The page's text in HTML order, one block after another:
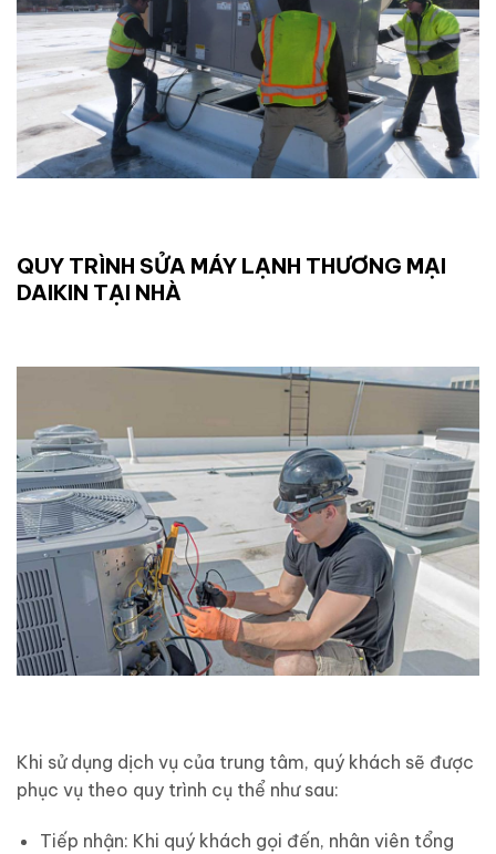
QUY TRÌNH SỬA MÁY LẠNH THƯƠNG MẠI
DAIKIN TẠI NHÀ
Khi sử dụng dịch vụ của trung tâm, quý khách sẽ được
phục vụ theo quy trình cụ thể như sau:
Tiếp nhận: Khi quý khách gọi đến, nhân viên tổng